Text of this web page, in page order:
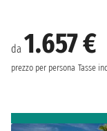
da 1.657 €
prezzo per persona Tasse